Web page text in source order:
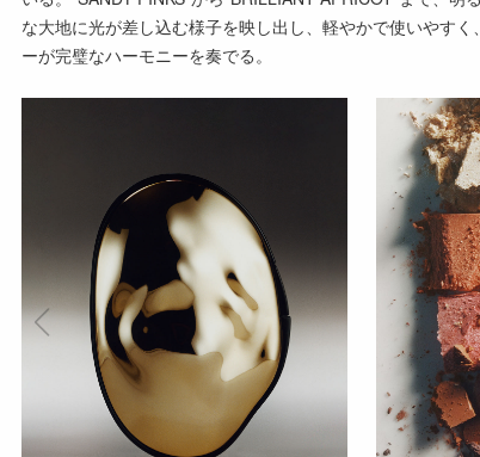
な大地に光が差し込む様子を映し出し、軽やかで使いやす
ーが完璧なハーモニーを奏でる。